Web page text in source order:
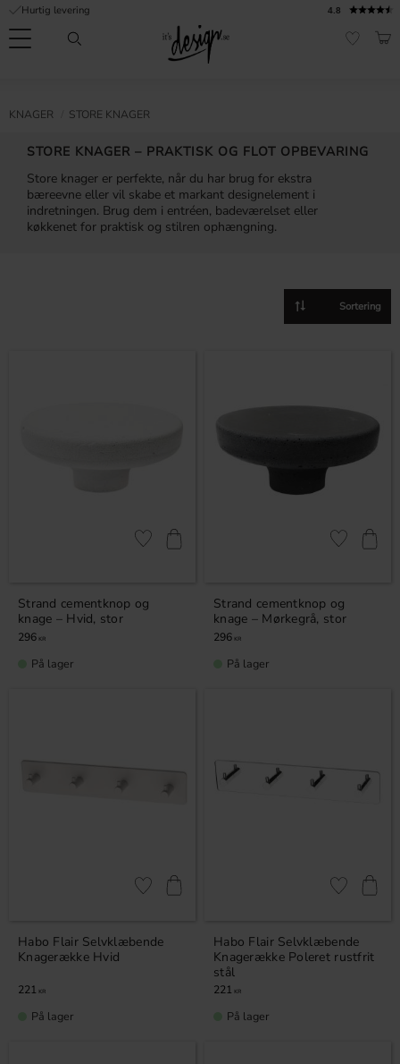
Menu
4.8
Hurtig levering
KNAGER STORE KNAGER
STORE KNAGER – PRAKTISK OG FLOT OPBEVARING
Store knager er perfekte, når du har brug for ekstra
bæreevne eller vil skabe et markant designelement i
indretningen. Brug dem i entréen, badeværelset eller
køkkenet for praktisk og stilren ophængning.
Strand cementknop og
knage – Hvid, stor
296 KR
Gem som favorit
På lager
Strand cementknop og
knage – Mørkegrå, stor
296 KR
Gem som
På lager
Habo Flair Selvklæbende
Knagerække Hvid
221 KR
Gem som favorit
På lager
Habo Flair Selvklæbende
Knagerække Poleret rustfrit
stål
221 KR
Gem som
På lager
Ofte stillede
spørgsmål
Inspiration & Tips
Design